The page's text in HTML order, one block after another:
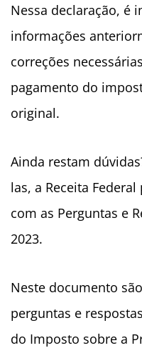
Nessa declaração, é
informações
correções
pagamento do
original.
Ainda restam
las, a Receita
com as Perguntas e
2023.
Neste documento
perguntas e
do Imposto sobre a